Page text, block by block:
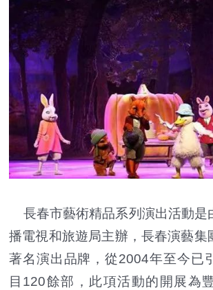
長春市藝術精品系列演出活動是
播電視和旅遊局主辦，長春演藝集
著名演出品牌，從2004年至今已
目120餘部，此項活動的開展為